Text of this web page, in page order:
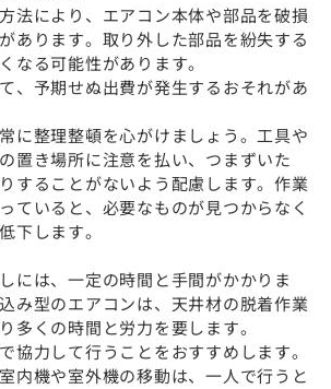
法により、エアコン本体や部品を破損
あります。取り外した部品を紛失する
なる可能性があります。
、予期せぬ出費が発生するおそれがあ
に整理整頓を心がけましょう。工具や
置き場所に注意を払い、つまずいた
することがないよう配慮します。作業
ていると、必要なものが見つからなく
下します。
には、一定の時間と手間がかかりま
み型のエアコンは、天井材の脱着作業
多くの時間と労力を要します。
協力して行うことをおすすめします。
内機や室外機の移動は、一人で行うと